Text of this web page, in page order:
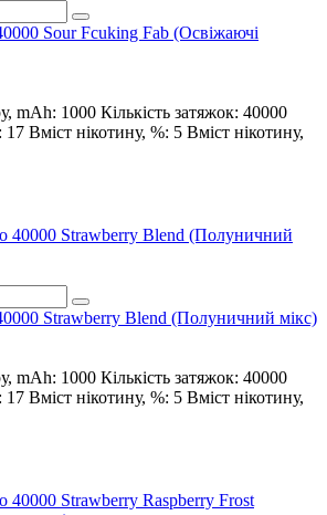
Sour Fcuking Fab (Освіжаючі
mAh: 1000 Кількість затяжок: 40000
17 Вміст нікотину, %: 5 Вміст нікотину,
Strawberry Blend (Полуничний мікс)
mAh: 1000 Кількість затяжок: 40000
17 Вміст нікотину, %: 5 Вміст нікотину,